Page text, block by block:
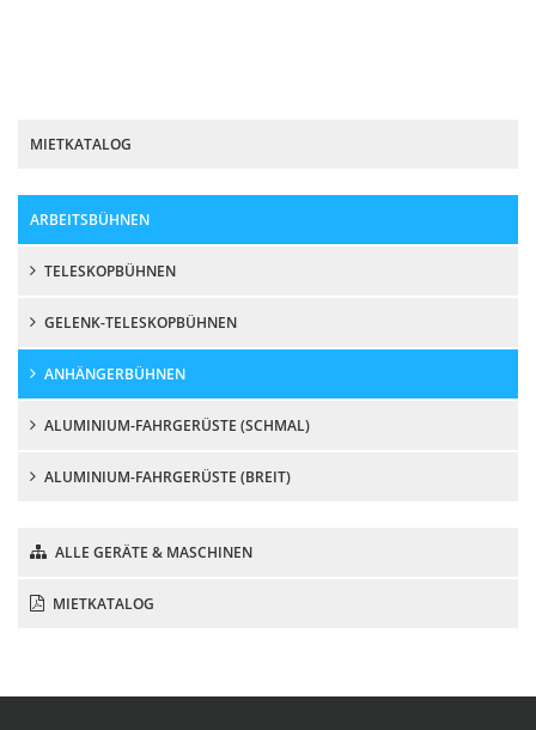
MIETKATALOG
ARBEITSBÜHNEN
TELESKOPBÜHNEN
GELENK-TELESKOPBÜHNEN
ANHÄNGERBÜHNEN
ALUMINIUM-FAHRGERÜSTE (SCHMAL)
ALUMINIUM-FAHRGERÜSTE (BREIT)
ALLE GERÄTE & MASCHINEN
MIETKATALOG